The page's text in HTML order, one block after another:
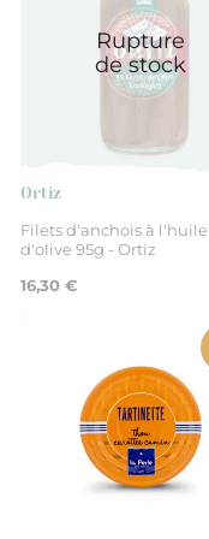
Rupture
de stock
Ortiz
Filets d'anchois à l'huile
d'olive 95g - Ortiz
16,30 €